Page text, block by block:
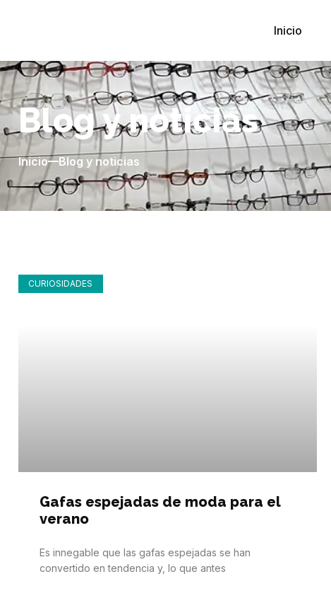
Inicio
Blog y noticias
Inicio Blog y noticias
CURIOSIDADES
Gafas espejadas de moda para el
verano
Es innegable que las gafas espejadas se han
convertido en tendencia y, lo que antes